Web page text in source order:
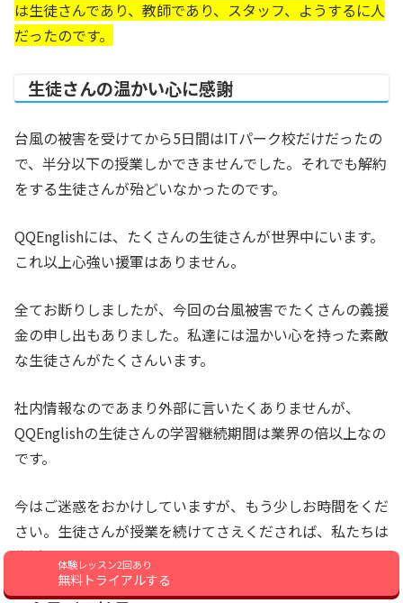
体験レッスン2回あり
無料トライアルする
は生徒さんであり、教師であり、スタッフ、ようするに人
だったのです。
生徒さんの温かい心に感謝
台風の被害を受けてから5日間はITパーク校だけだったの
で、半分以下の授業しかできませんでした。それでも解約
をする生徒さんが殆どいなかったのです。
QQEnglishには、たくさんの生徒さんが世界中にいます。
これ以上心強い援軍はありません。
全てお断りしましたが、今回の台風被害でたくさんの義援
金の申し出もありました。私達には温かい心を持った素敵
な生徒さんがたくさんいます。
社内情報なのであまり外部に言いたくありませんが、
QQEnglishの生徒さんの学習継続期間は業界の倍以上なの
です。
今はご迷惑をおかけしていますが、もう少しお時間をくだ
さい。生徒さんが授業を続けてさえくだされば、私たちは
復活できます。